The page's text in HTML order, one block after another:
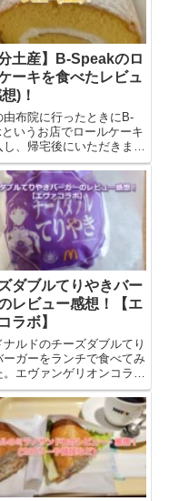
分土産】B-Speakのロ
ーキを食べたレビュ
)！
由布院に行ったときにB-
いうお店でロールケーキ
し、帰宅後にいただきまし
のロールケーキは「Pロー
いう名前とのこと、Pロー
ビュー(感想)や関連情報に
書いています。B-speakと
speak...
ダブルてりやきバー
レビュー感想！【エ
ラボ】
ナルドのチーズダブルてり
ーガーをランチで食べてみ
。エヴァンゲリオンコラボ
いた今回のバーガー。チー
ルてりやきバーガーについ
者の感想・レビューを書き
。チーズダブルてりやきバ
とは？チーズダブルてり